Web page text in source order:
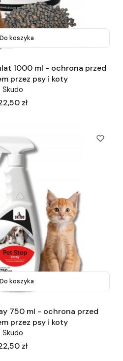
Do koszyka
1000 ml - ochrona przed
przez psy i koty
Skudo
zł
Do koszyka
750 ml - ochrona przed
przez psy i koty
Skudo
zł